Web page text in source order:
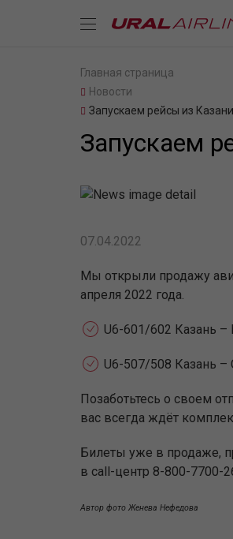
Главная страница
Новости
Запускаем рейсы из
Запускаем
07.04.2022
Мы открыли продажу
апреля 2022 года.
U6-601/602 Казань
U6-507/508 Казань –
Позаботьтесь о своем
вас всегда ждёт
Билеты уже в продаже,
в call-центр 8-800-7700-
Автор фото Женева Нефедова